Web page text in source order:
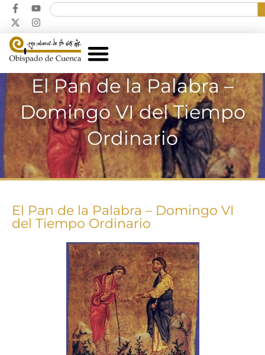
El Pan de la Palabra –
Domingo VI del Tiempo
Ordinario
El Pan de la Palabra – Domingo VI
del Tiempo Ordinario